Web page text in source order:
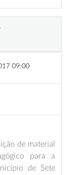
09:00
de material
para a
de Sete